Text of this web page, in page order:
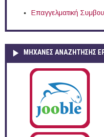
Επαγγελματική
ΜΗΧΑΝΕΣ ΑΝΑΖΗΤΗΣΗΣ